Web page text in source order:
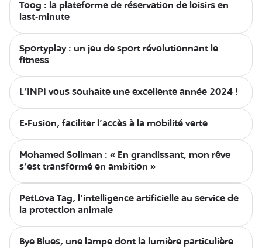
Toog : la plateforme de réservation de loisirs en
last-minute
Sportyplay : un jeu de sport révolutionnant le
fitness
L’INPI vous souhaite une excellente année 2024 !
E-Fusion, faciliter l’accès à la mobilité verte
Mohamed Soliman : « En grandissant, mon rêve
s’est transformé en ambition »
PetLova Tag, l’intelligence artificielle au service de
la protection animale
Bye Blues, une lampe dont la lumière particulière